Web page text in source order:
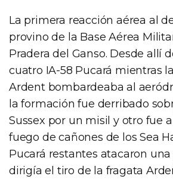
La primera reacción aérea al
provino de la Base Aérea
Pradera del Ganso. Desde allí
cuatro IA-58 Pucará mientras
Ardent bombardeaba al
la formación fue derribado
Sussex por un misil y otro fue
fuego de cañones de los Sea
Pucará restantes atacaron
dirigía el tiro de la fragata